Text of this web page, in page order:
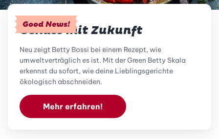
Good News!
Genuss mit Zukunft
Neu zeigt Betty Bossi bei einem Rezept, wie
umweltverträglich es ist. Mit der Green Betty Skala
erkennst du sofort, wie deine Lieblingsgerichte
ökologisch abschneiden.
Mehr erfahren!